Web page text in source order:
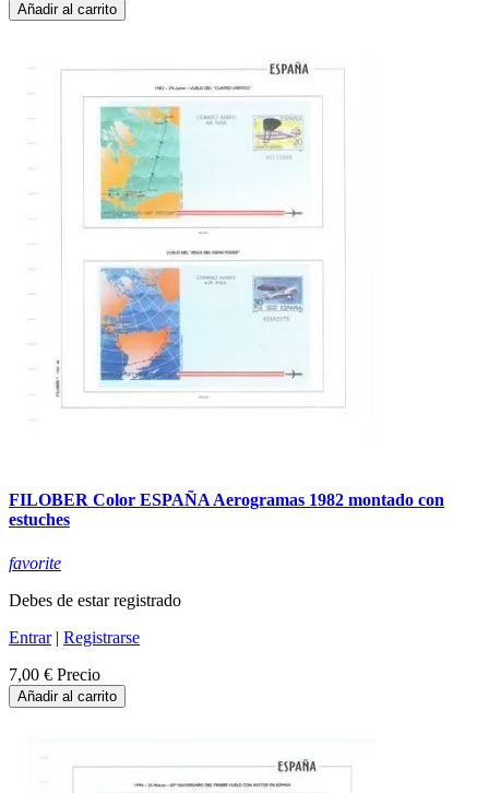
Añadir al carrito
FILOBER Color ESPAÑA Aerogramas 1982 montado con
estuches
favorite
Debes de estar registrado
Entrar| Registrarse
7,00 € Precio
Añadir al carrito